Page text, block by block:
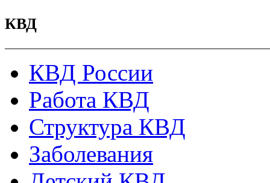
КВД
КВД России
Работа КВД
Структура КВД
Заболевания